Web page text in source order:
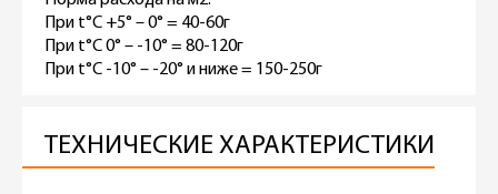
При t°C +5° – 0° = 40-60г
При t°C 0° – -10° = 80-120г
При t°C -10° – -20° и ниже = 150-250г
ТЕХНИЧЕСКИЕ ХАРАКТЕРИСТИКИ